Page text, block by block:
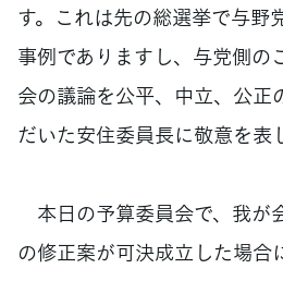
す。これは先の総選挙で与野
事例でありますし、与党側の
会の議論を公平、中立、公正
だいた安住委員長に敬意を表
本日の予算委員会で、我が
の修正案が可決成立した場合